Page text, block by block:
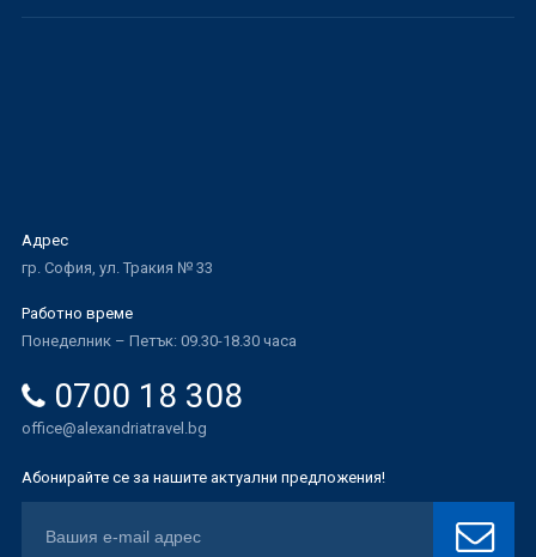
Адрес
гр. София, ул. Тракия № 33
Работно време
Понеделник – Петък: 09.30-18.30 часа
0700 18 308
office@alexandriatravel.bg
Абонирайте се за нашите актуални предложения!